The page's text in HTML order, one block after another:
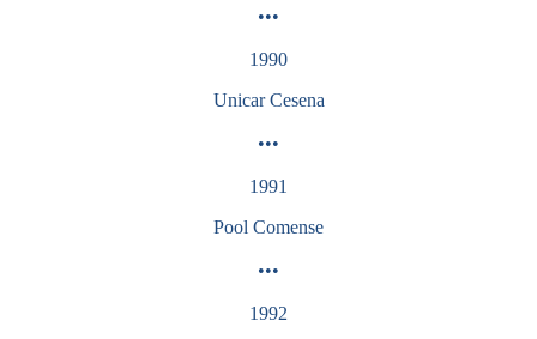
•••
1990
Unicar Cesena
•••
1991
Pool Comense
•••
1992